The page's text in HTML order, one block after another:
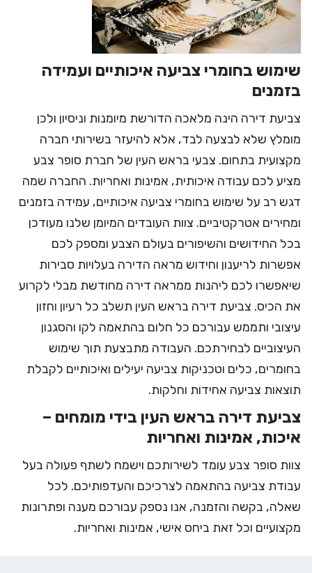
שימוש בחומרי צביעה איכותיים ועמידה
בזמנים
צביעת דירה הינה מלאכה הדורשת מיומנות וניסיון ולכן
מומלץ שלא לבצעה לבד, אלא להיעזר בשירותי חברה
מקצועית בתחום. צבעי בראש העין של חברת סופר צבע
מציע לכם עבודה איכותית, אמינות ואחריות. החברה שמה
דגש רב על שימוש בחומרי צביעה איכותיים, עמידה בזמנים
ומחירים אטרקטיביים. צוות העובדים המיומן שלנו מעודכן
בכל החידושים והשיפורים בעולם הצבע ומספק לכם
אפשרות לריענון וחידוש מראה הדירה בעלויות סבירות
שיאפשרו לכם ליהנות ממראה דירה מחודשת מבלי לקרוע
את הכיס. צביעת דירה בראש העין תשלב כל רעיון וחזון
עיצובי ותממש עבורכם כל חלום בהתאמה לקו והסגנון
העיצוביים לבחירתכם. העבודה מתבצעת תוך שימוש
בחומרים, כלים וטכניקות צביעה יעילים ואיכותיים לקבלת
תוצאות צביעה אחידות וחלקות.
צביעת דירה בראש העין בידי מומחים –
איכות, אמינות ואחריות
צוות סופר צבעעומד לשירותכם וישמח לשתף פעולה בעל
עבודת צביעה בהתאמה לצרכיכם והעדפותיכם. לכל
שאלה, בקשה והזמנה, אנו נספק עבורכם מענה ופתרונות
מקצועיים וכל זאת ביחס אישי, אמינות ואחריות.